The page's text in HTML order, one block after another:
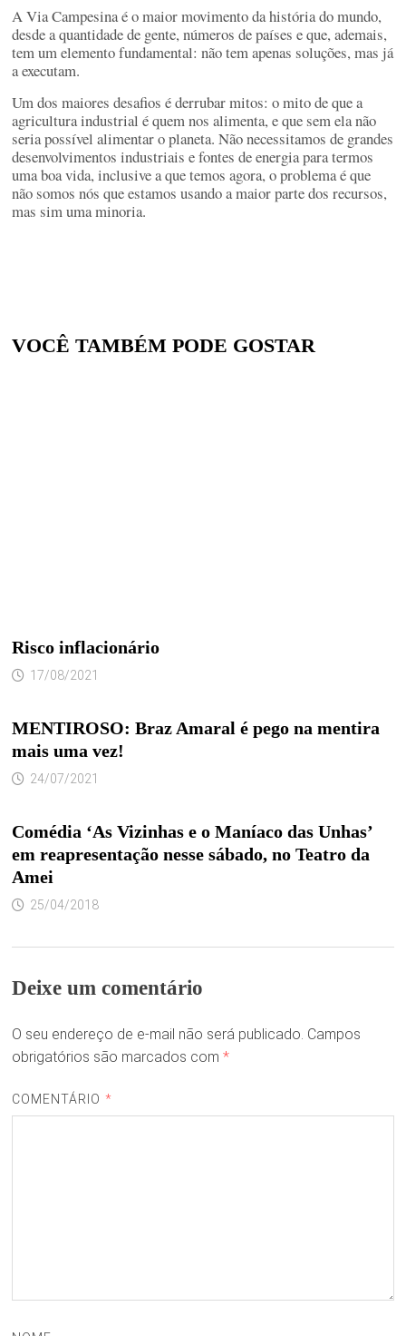
A Via Campesina é o maior movimento da história do mundo,
desde a quantidade de gente, números de países e que, ademais,
tem um elemento fundamental: não tem apenas soluções, mas já
a executam.
Um dos maiores desafios é derrubar mitos: o mito de que a
agricultura industrial é quem nos alimenta, e que sem ela não
seria possível alimentar o planeta. Não necessitamos de grandes
desenvolvimentos industriais e fontes de energia para termos
uma boa vida, inclusive a que temos agora, o problema é que
não somos nós que estamos usando a maior parte dos recursos,
mas sim uma minoria.
VOCÊ TAMBÉM PODE GOSTAR
Risco inflacionário
17/08/2021
MENTIROSO: Braz Amaral é pego na mentira
mais uma vez!
24/07/2021
Comédia ‘As Vizinhas e o Maníaco das Unhas’
em reapresentação nesse sábado, no Teatro da
Amei
25/04/2018
Deixe um comentário
O seu endereço de e-mail não será publicado. Campos
obrigatórios são marcados com *
COMENTÁRIO *